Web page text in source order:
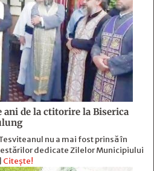
ani de la ctitorire la Biserica
nu a mai fost prinsă în
dedicate Zilelor Municipiului
Citește!